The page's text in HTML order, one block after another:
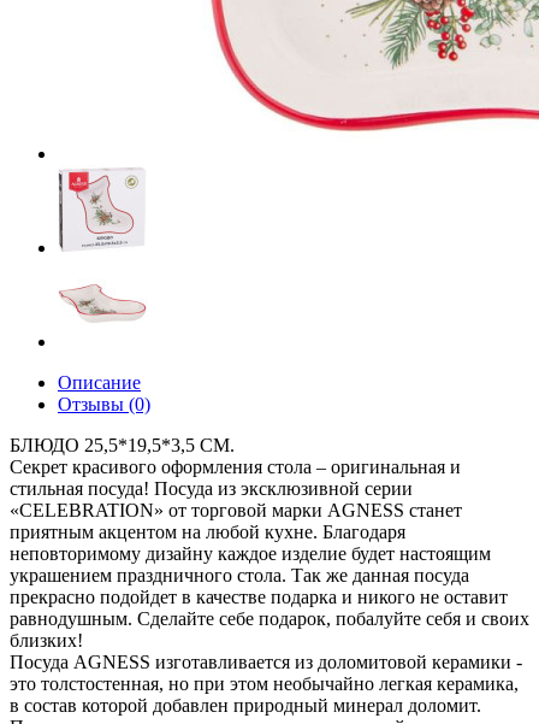
Описание
Отзывы (0)
БЛЮДО 25,5*19,5*3,5 СМ.
Секрет красивого оформления стола – оригинальная и
стильная посуда! Посуда из эксклюзивной серии
«CELEBRATION» от торговой марки AGNESS станет
приятным акцентом на любой кухне. Благодаря
неповторимому дизайну каждое изделие будет настоящим
украшением праздничного стола. Так же данная посуда
прекрасно подойдет в качестве подарка и никого не оставит
равнодушным. Сделайте себе подарок, побалуйте себя и своих
близких!
Посуда AGNESS изготавливается из доломитовой керамики -
это толстостенная, но при этом необычайно легкая керамика,
в состав которой добавлен природный минерал доломит.